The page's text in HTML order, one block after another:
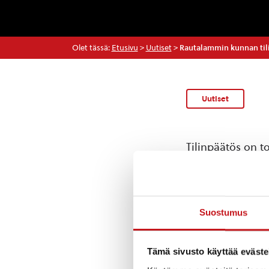
Suostumus
Tämä sivusto käyttää
Olet tässä: Etusivu > Uutiset> Rautalammin kunnan
Uutiset
Tilinpäätös on
epäselvät